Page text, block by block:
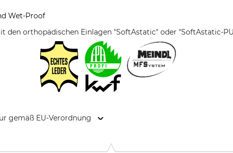
Wet-Proof
den orthopädischen Einlagen "SoftAstatic" oder "SoftAstatic-
gemäß EU-Verordnung